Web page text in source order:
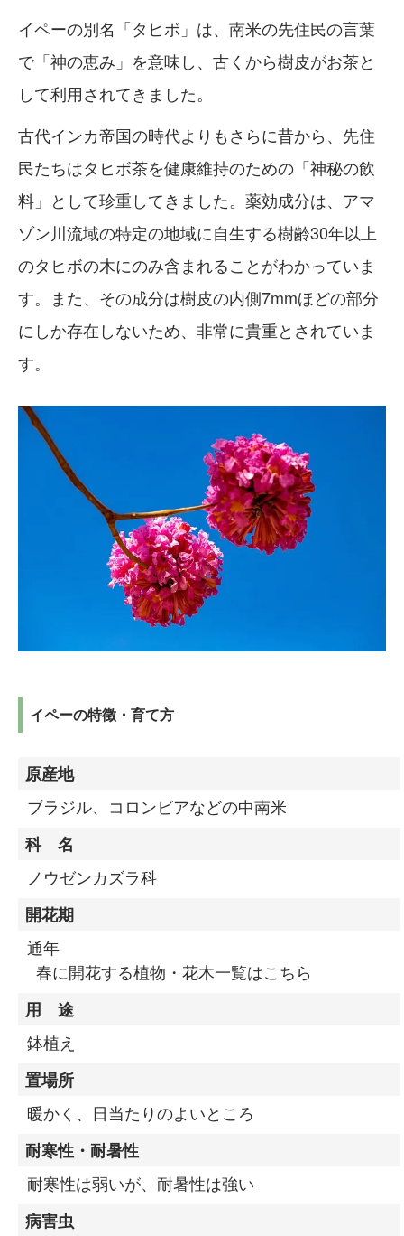
イペーの別名「タヒボ」は、南米の先住民の言葉
で「神の恵み」を意味し、古くから樹皮がお茶と
して利用されてきました。
古代インカ帝国の時代よりもさらに昔から、先住
民たちはタヒボ茶を健康維持のための「神秘の飲
料」として珍重してきました。薬効成分は、アマ
ゾン川流域の特定の地域に自生する樹齢30年以上
のタヒボの木にのみ含まれることがわかっていま
す。また、その成分は樹皮の内側7mmほどの部分
にしか存在しないため、非常に貴重とされていま
す。
イペーの特徴・育て方
原産地
ブラジル、コロンビアなどの中南米
科 名
ノウゼンカズラ科
開花期
通年
春に開花する植物・花木一覧はこちら
用 途
鉢植え
置場所
暖かく、日当たりのよいところ
耐寒性・耐暑性
耐寒性は弱いが、耐暑性は強い
病害虫